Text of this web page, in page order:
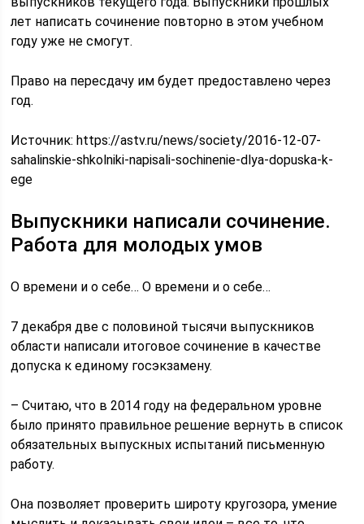
лет написать сочинение повторно в этом учебном
году уже не смогут.
Право на пересдачу им будет предоставлено через
год.
Источник: https://astv.ru/news/society/2016-12-07-
sahalinskie-shkolniki-napisali-sochinenie-dlya-dopuska-k-
ege
Выпускники написали сочинение.
Работа для молодых умов
О времени и о себе… О времени и о себе…
7 декабря две с половиной тысячи выпускников
области написали итоговое сочинение в качестве
допуска к единому госэкзамену.
– Считаю, что в 2014 году на федеральном уровне
было принято правильное решение вернуть в список
обязательных выпускных испытаний письменную
работу.
Она позволяет проверить широту кругозора, умение